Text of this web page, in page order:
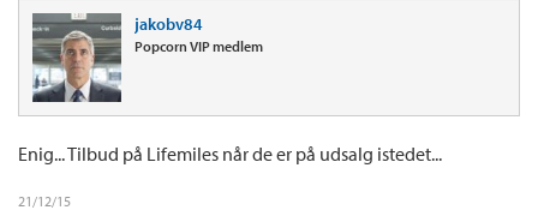
jakobv84
Popcorn VIP medlem
Enig... Tilbud på Lifemiles når de er på udsalg istedet...
21/12/15